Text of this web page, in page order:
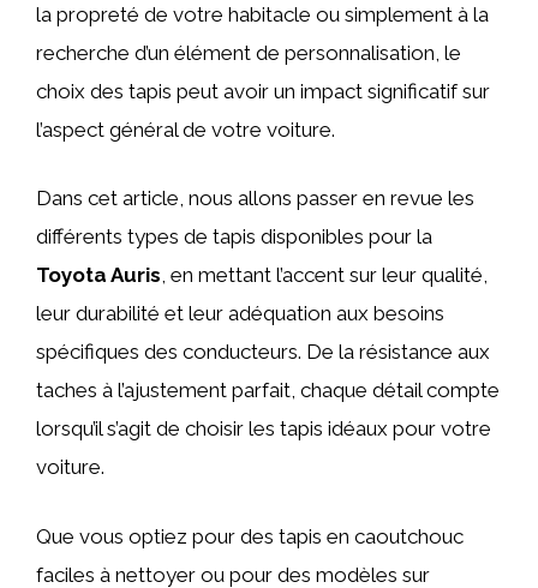
la propreté de votre habitacle ou simplement à la
recherche d’un élément de personnalisation, le
choix des tapis peut avoir un impact significatif sur
l’aspect général de votre voiture.
Dans cet article, nous allons passer en revue les
différents types de tapis disponibles pour la
Toyota Auris, en mettant l’accent sur leur qualité,
leur durabilité et leur adéquation aux besoins
spécifiques des conducteurs. De la résistance aux
taches à l’ajustement parfait, chaque détail compte
lorsqu’il s’agit de choisir les tapis idéaux pour votre
voiture.
Que vous optiez pour des tapis en caoutchouc
faciles à nettoyer ou pour des modèles sur